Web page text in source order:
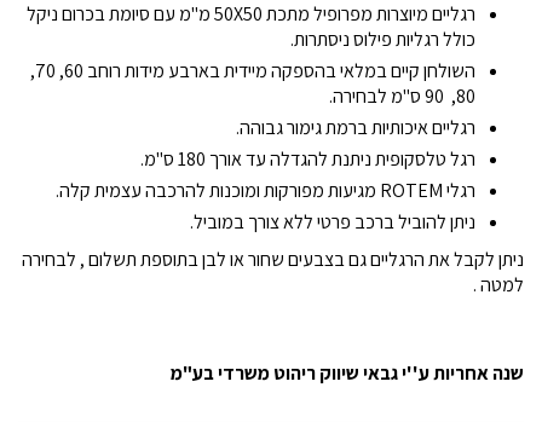
רגליים מיוצרות מפרופיל מתכת 50X50 מ"מ עם סיומת בכרום ניקל
כולל רגליות פילוס ניסתרות.
השולחן קיים במלאי בהספקה מיידית בארבע מידות רוחב 60, 70,
80, 90 ס"מ לבחירה.
רגליים איכותיות ברמת גימור גבוהה.
רגל טלסקופית ניתנת להגדלה עד אורך 180 ס"מ.
רגלי ROTEM מגיעות מפורקות ומוכנות להרכבה עצמית קלה.
ניתן להוביל ברכב פרטי ללא צורך במוביל.
ניתן לקבל את הרגליים גם בצבעים שחור או לבן בתוספת תשלום , לבחירה
למטה .
שנה אחריות ע''י גבאי שיווק ריהוט משרדי בע"מ